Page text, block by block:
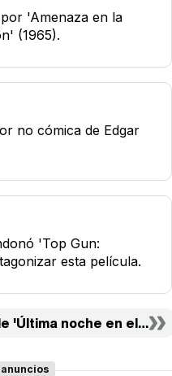
'Amenaza en la
(1965).
no cómica de Edgar
'Top Gun:
esta película.
'Última noche en el